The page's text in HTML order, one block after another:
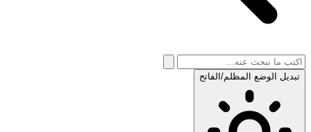
تبديل الوضع المظلم/الفاتح